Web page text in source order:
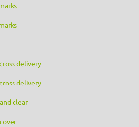
delivery
delivery
clean
over